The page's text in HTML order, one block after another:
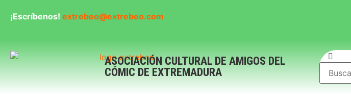
¡Escríbenos! extrebeo@extrebeo.com
ASOCIACIÓN CULTURAL DE AMIGOS DEL
CÓMIC DE EXTREMADURA